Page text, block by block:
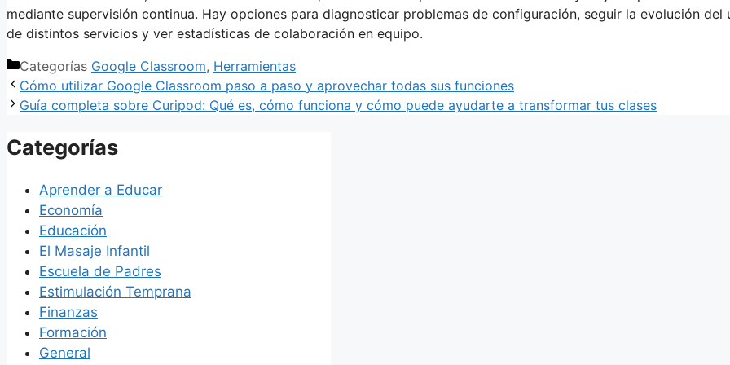
mediante supervisión continua. Hay opciones para diagnosticar problemas de configuración, seguir la evolución del
de distintos servicios y ver estadísticas de colaboración en equipo.
Categorías Google Classroom, Herramientas
Cómo utilizar Google Classroom paso a paso y aprovechar todas sus funciones
Guía completa sobre Curipod: Qué es, cómo funciona y cómo puede ayudarte a transformar tus clases
Categorías
Aprender a Educar
Economía
Educación
El Masaje Infantil
Escuela de Padres
Estimulación Temprana
Finanzas
Formación
General